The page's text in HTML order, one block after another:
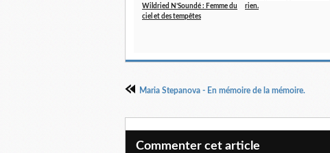
Wildried N’Soundé : Femme du
ciel et des tempêtes
rien.
Maria Stepanova - En mémoire de la mémoire.
Commenter cet article